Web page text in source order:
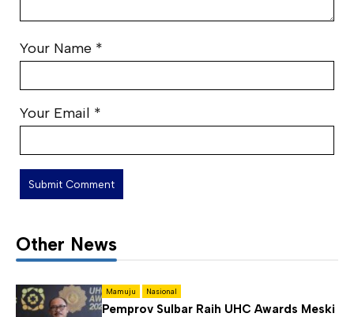
Your Name *
Your Email *
Other News
Mamuju Nasional
Pemprov Sulbar Raih UHC Awards Meski